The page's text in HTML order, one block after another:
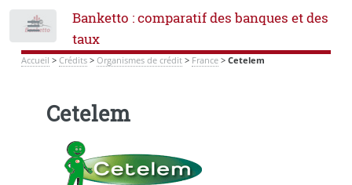
Banketto : comparatif des banques et des
taux
Accueil > Crédits> Organismes de crédit> France> Cetelem
Cetelem